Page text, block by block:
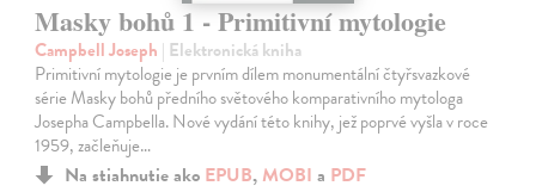
Masky bohů 1 - Primitivní mytologie
Campbell Joseph | Elektronická kniha
Primitivní mytologie je prvním dílem monumentální čtyřsvazkové
série Masky bohů předního světového komparativního mytologa
Josepha Campbella. Nové vydání této knihy, jež poprvé vyšla v roce
1959, začleňuje…
Na stiahnutie ako EPUB, MOBI a PDF